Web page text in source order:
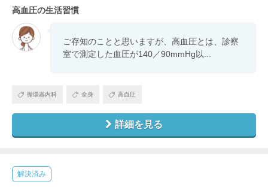
高血圧の生活習慣
ご存知のことと思いますが、高血圧とは、診察
室で測定した血圧が140／90mmHg以...
循環器内科 全身 高血圧
詳細を見る
解決済み